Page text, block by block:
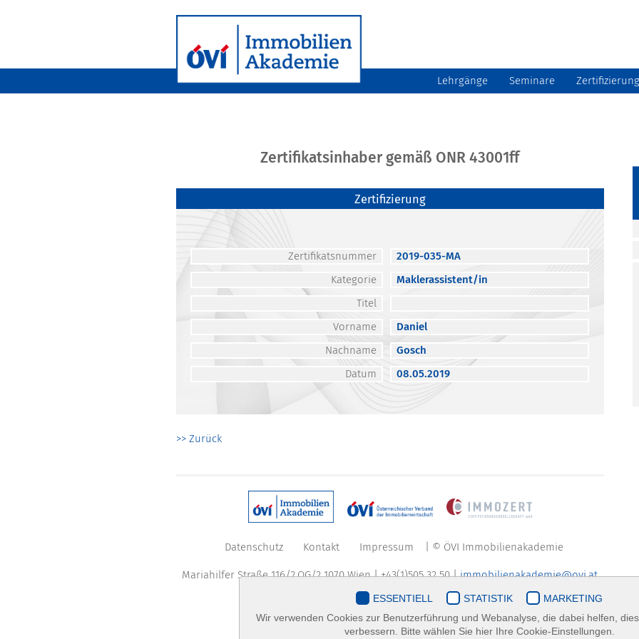
Lehrgänge Seminare Zertifizierung
Zertifikatsinhaber gemäß ONR 43001ff
Zertifizierung
Zertifikatsnummer
2019-035-MA
Kategorie
Maklerassistent/in
Titel
Vorname
Daniel
Nachname
Gosch
Datum
08.05.2019
>> Zurück
Datenschutz Kontakt Impressum | © ÖVI Immobilienakademie
Mariahilfer Straße 116/2.OG/2 1070 Wien | +43(1)505 32 50 |immobilienakademie@ovi.at
ESSENTIELL STATISTIK
MARKETING
Wir verwenden Cookies zur Benutzerführung und Webanalyse, die dabei helfen,
verbessern. Bitte wählen Sie hier Ihre Cookie-Einstellungen.